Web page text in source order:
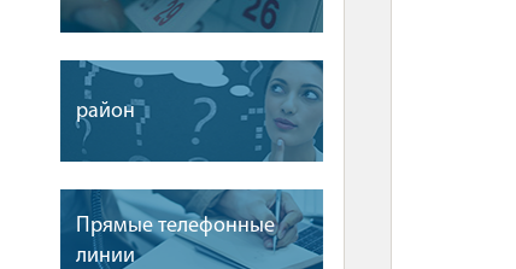
район
Прямые телефонные
линии